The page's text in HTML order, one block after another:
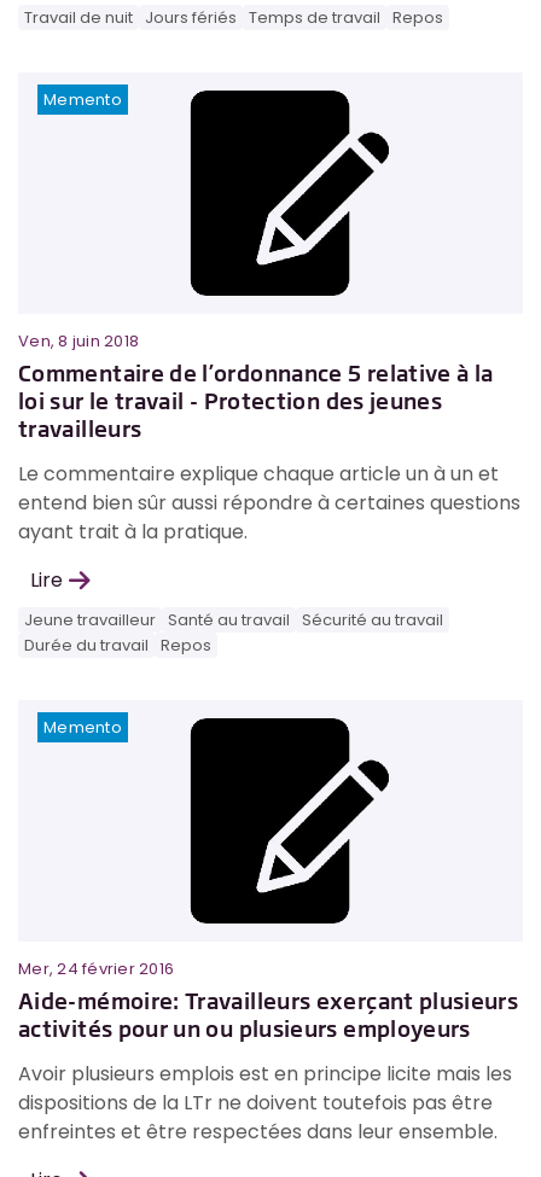
Travail de nuit Jours fériés Temps de travail Repos
Memento
Ven, 8 juin 2018
Commentaire de l’ordonnance 5 relative à la
loi sur le travail - Protection des jeunes
travailleurs
Le commentaire explique chaque article un à un et
entend bien sûr aussi répondre à certaines questions
ayant trait à la pratique.
Lire
Jeune travailleur Santé au travail Sécurité au travail
Durée du travail Repos
Memento
Mer, 24 février 2016
Aide-mémoire: Travailleurs exerçant plusieurs
activités pour un ou plusieurs employeurs
Avoir plusieurs emplois est en principe licite mais les
dispositions de la LTr ne doivent toutefois pas être
enfreintes et être respectées dans leur ensemble.